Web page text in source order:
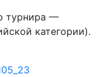
турнира —
категории).